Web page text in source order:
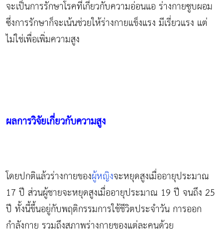
จะเป็นการรักษาโรคที่เกี่ยวกับความอ่อนแอ ร่างกายซูบผอม
ซึ่งการรักษาก็จะเน้นช่วยให้ร่างกายแข็งแรง มีเรี่ยวแรง แต่
ไม่ใช่เพื่อเพิ่มความสูง
ผลการวิจัยเกี่ยวกับความสูง
โดยปกติแล้วร่างกายของผู้หญิงจะหยุดสูงเมื่ออายุประมาณ
17 ปี ส่วนผู้ชายจะหยุดสูงเมื่ออายุประมาณ 19 ปี จนถึง 25
ปี ทั้งนี้ขึ้นอยู่กับพฤติกรรมการใช้ชีวิตประจำวัน การออก
กำลังกาย รวมถึงสภาพร่างกายของแต่ละคนด้วย